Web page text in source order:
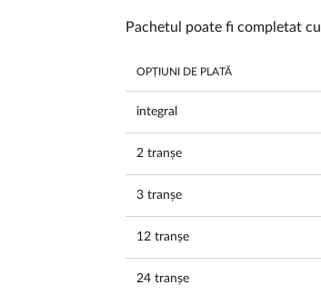
Pachetul poate fi completat cu
OPȚIUNI DE PLATĂ
integral
2 tranșe
3 tranșe
12 tranșe
24 tranșe